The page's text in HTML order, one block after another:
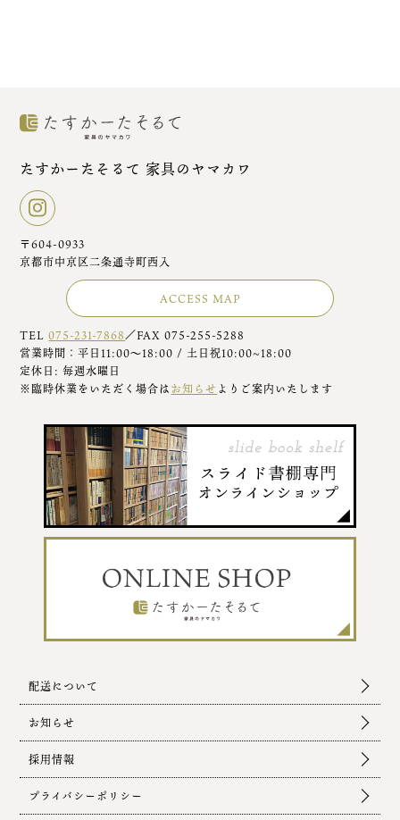
たすかーたそるて 家具のヤマカワ
〒604-0933
京都市中京区二条通寺町西入
ACCESS MAP
TEL075-231-7868／FAX 075-255-5288
営業時間：平日11:00～18:00 / 土日祝10:00~18:00
定休日: 毎週水曜日
※臨時休業をいただく場合はお知らせ よりご案内いたします
配送について
お知らせ
採用情報
プライバシーポリシー